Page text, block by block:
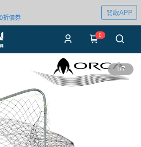
折價券
開啟APP
0
1/7